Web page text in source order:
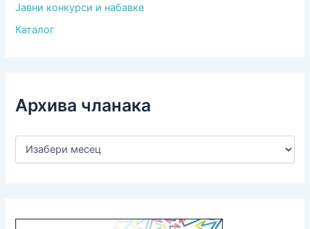
Јавни конкурси и набавке
Каталог
Архива чланака
А